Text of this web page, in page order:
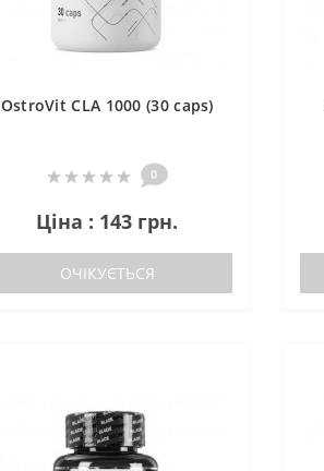
OstroVit CLA 1000 (30 caps)
0
Ціна : 143 грн.
ОЧІКУЄТЬСЯ